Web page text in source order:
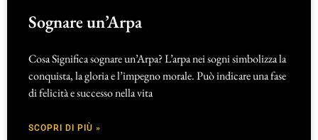
Sognare un’Arpa
Cosa Significa sognare un’Arpa? L’arpa nei sogni simbolizza la
conquista, la gloria e l’impegno morale. Può indicare una fase
di felicità e successo nella vita
SCOPRI DI PIÙ »